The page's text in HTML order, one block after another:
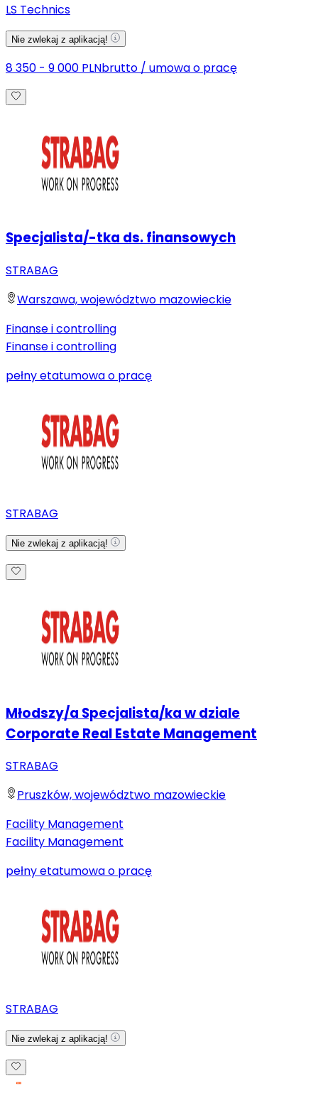
LS Technics
Nie zwlekaj z aplikacją!
8 350 - 9 000 PLNbrutto / umowa o pracę
Specjalista/-tka ds. finansowych
STRABAG
Warszawa, województwo mazowieckie
Finanse i controlling
Finanse i controlling
pełny etatumowa o pracę
STRABAG
Nie zwlekaj z aplikacją!
Młodszy/a Specjalista/ka w dziale
Corporate Real Estate Management
STRABAG
Pruszków, województwo mazowieckie
Facility Management
Facility Management
pełny etatumowa o pracę
STRABAG
Nie zwlekaj z aplikacją!